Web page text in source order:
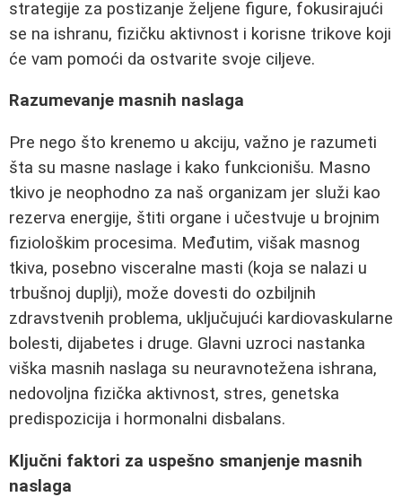
strategije za postizanje željene figure, fokusirajući
se na ishranu, fizičku aktivnost i korisne trikove koji
će vam pomoći da ostvarite svoje ciljeve.
Razumevanje masnih naslaga
Pre nego što krenemo u akciju, važno je razumeti
šta su masne naslage i kako funkcionišu. Masno
tkivo je neophodno za naš organizam jer služi kao
rezerva energije, štiti organe i učestvuje u brojnim
fiziološkim procesima. Međutim, višak masnog
tkiva, posebno visceralne masti (koja se nalazi u
trbušnoj duplji), može dovesti do ozbiljnih
zdravstvenih problema, uključujući kardiovaskularne
bolesti, dijabetes i druge. Glavni uzroci nastanka
viška masnih naslaga su neuravnotežena ishrana,
nedovoljna fizička aktivnost, stres, genetska
predispozicija i hormonalni disbalans.
Ključni faktori za uspešno smanjenje masnih
naslaga